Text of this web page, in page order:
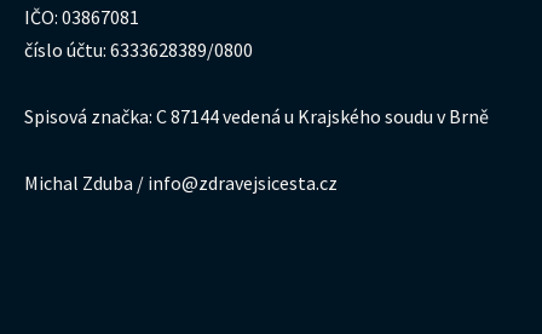
IČO: 03867081
číslo účtu: 6333628389/0800
Spisová značka: C 87144 vedená u Krajského soudu v Brně
Michal Zduba / info@zdravejsicesta.cz